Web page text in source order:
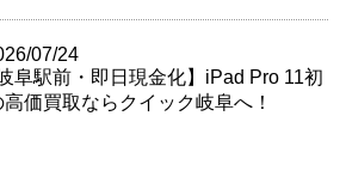
07/24
岐阜駅前・即日現金化】iPad Pro 11初
価買取ならクイック岐阜へ！